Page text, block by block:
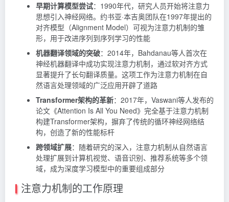
早期计算模型尝试：1990年代，研究人员开始将注意力
思想引入神经网络。约书亚·本吉奥团队在1997年提出的
对齐模型（Alignment Model）可视为注意力机制的雏
形，用于改进序列到序列学习的性能
机器翻译领域的突破：2014年，Bahdanau等人首次在
神经机器翻译中成功实现注意力机制，通过软对齐方式
显著提升了长句翻译质量。这项工作为注意力机制在自
然语言处理领域的广泛应用开辟了道路
Transformer架构的革新：2017年，Vaswani等人发布的
论文《Attention Is All You Need》完全基于注意力机制
构建Transformer架构，摒弃了传统的循环神经网络结
构，创造了新的性能标杆
跨领域扩展：随着研究的深入，注意力机制从自然语言
处理扩展到计算机视觉、语音识别、推荐系统等多个领
域，成为深度学习模型中的重要组成部分
注意力机制的工作原理